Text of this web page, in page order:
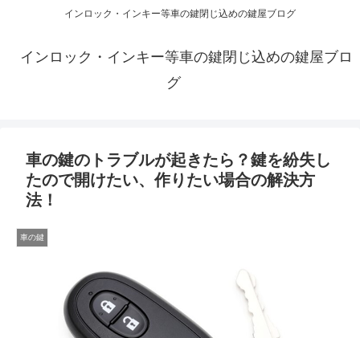
インロック・インキー等車の鍵閉じ込めの鍵屋ブログ
インロック・インキー等車の鍵閉じ込めの鍵屋ブロ
グ
車の鍵のトラブルが起きたら？鍵を紛失し
たので開けたい、作りたい場合の解決方
法！
車の鍵